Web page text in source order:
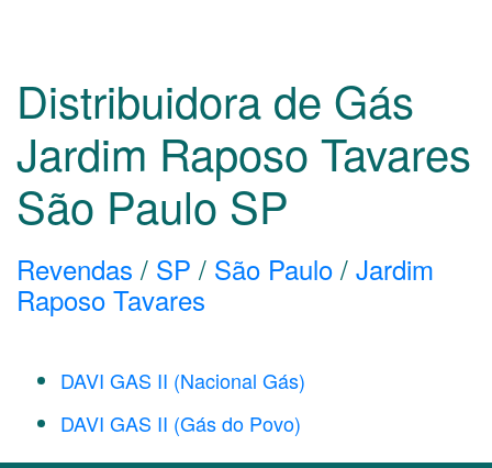
Distribuidora de Gás
Jardim Raposo Tavares
São Paulo SP
Revendas / SP / São Paulo / Jardim
Raposo Tavares
DAVI GAS II (Nacional Gás)
DAVI GAS II (Gás do Povo)